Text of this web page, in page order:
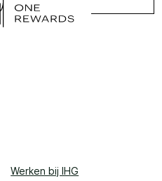
Werken bij IHG